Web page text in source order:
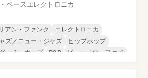
ベースエレクトロニカ
アン・ファンク
エレクトロニカ
ズ／ニュー・ジャズ
ヒップホップ
ッチ・ポップ
R&B ビート／ローファイ